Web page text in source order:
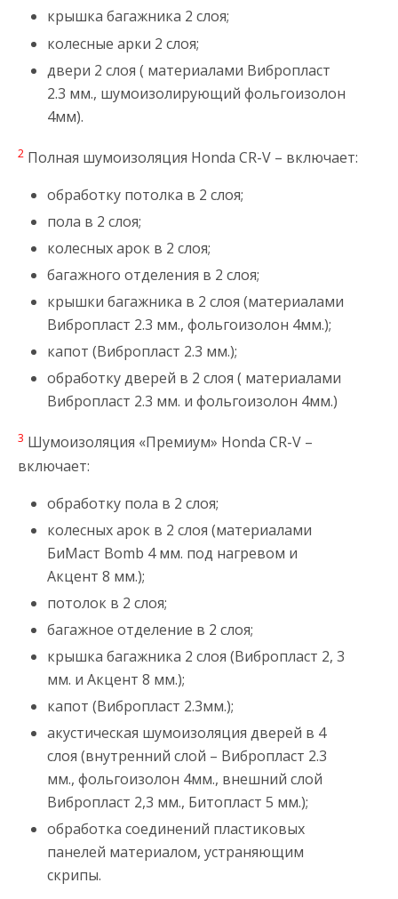
крышка багажника 2 слоя;
колесные арки 2 слоя;
двери 2 слоя ( материалами Вибропласт
2.3 мм., шумоизолирующий фольгоизолон
4мм).
2 Полная шумоизоляция Honda CR-V – включает:
обработку потолка в 2 слоя;
пола в 2 слоя;
колесных арок в 2 слоя;
багажного отделения в 2 слоя;
крышки багажника в 2 слоя (материалами
Вибропласт 2.3 мм., фольгоизолон 4мм.);
капот (Вибропласт 2.3 мм.);
обработку дверей в 2 слоя ( материалами
Вибропласт 2.3 мм. и фольгоизолон 4мм.)
3 Шумоизоляция «Премиум» Honda CR-V –
включает:
обработку пола в 2 слоя;
колесных арок в 2 слоя (материалами
БиМаст Bomb 4 мм. под нагревом и
Акцент 8 мм.);
потолок в 2 слоя;
багажное отделение в 2 слоя;
крышка багажника 2 слоя (Вибропласт 2, 3
мм. и Акцент 8 мм.);
капот (Вибропласт 2.3мм.);
акустическая шумоизоляция дверей в 4
слоя (внутренний слой – Вибропласт 2.3
мм., фольгоизолон 4мм., внешний слой
Вибропласт 2,3 мм., Битопласт 5 мм.);
обработка соединений пластиковых
панелей материалом, устраняющим
скрипы.